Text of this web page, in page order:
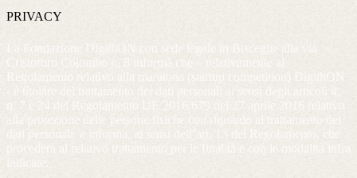
PRIVACY
La Fondazione DigithON con sede legale in Bisceglie alla via
Cristoforo Colombo n. 8 informa che – relativamente al
Regolamento relativo alla maratona (startup competition) DigithON
- è titolare del trattamento dei dati personali ai sensi degli articoli 4,
n. 7 e 24 del Regolamento UE 2016/679 del 27 aprile 2016 relativo
alla protezione delle persone fisiche con riguardo al trattamento dei
dati personali e informa, ai sensi dell’art. 13 del Regolamento, che
procederà al relativo trattamento per le finalità e con le modalità infra